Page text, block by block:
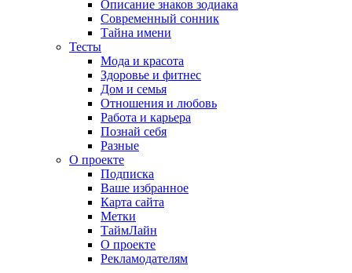
Описание знаков зодиака
Современный сонник
Тайна имени
Тесты
Мода и красота
Здоровье и фитнес
Дом и семья
Отношения и любовь
Работа и карьера
Познай себя
Разные
О проекте
Подписка
Ваше избранное
Карта сайта
Метки
ТаймЛайн
О проекте
Рекламодателям